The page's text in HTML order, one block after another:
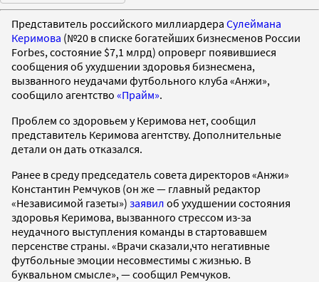
Представитель российского миллиардера Сулеймана
Керимова (№20 в списке богатейших бизнесменов России
Forbes, состояние $7,1 млрд) опроверг появившиеся
сообщения об ухудшении здоровья бизнесмена,
вызванного неудачами футбольного клуба «Анжи»,
сообщило агентство «Прайм».
Проблем со здоровьем у Керимова нет, сообщил
представитель Керимова агентству. Дополнительные
детали он дать отказался.
Ранее в среду председатель совета директоров «Анжи»
Константин Ремчуков (он же — главный редактор
«Независимой газеты») заявил об ухудшении состояния
здоровья Керимова, вызванного стрессом из-за
неудачного выступления команды в стартовавшем
персенстве страны. «Врачи сказали,что негативные
футбольные эмоции несовместимы с жизнью. В
буквальном смысле», — сообщил Ремчуков.